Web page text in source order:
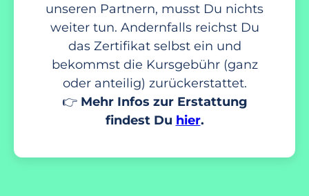
unseren Partnern, musst Du nichts
weiter tun. Andernfalls reichst Du
das Zertifikat selbst ein und
bekommst die Kursgebühr (ganz
oder anteilig) zurückerstattet.
👉Mehr Infos zur Erstattung
findest Du hier.